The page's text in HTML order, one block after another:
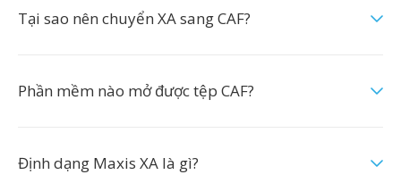
Tại sao nên chuyển XA sang CAF?
Phần mềm nào mở được tệp CAF?
Định dạng Maxis XA là gì?